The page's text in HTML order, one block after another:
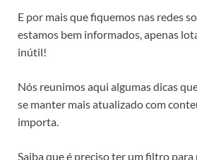
E por mais que fiquemos nas redes
estamos bem informados, apenas
inútil!
Nós reunimos aqui algumas dicas
se manter mais atualizado com
importa.
Saiba que é preciso ter um filtro